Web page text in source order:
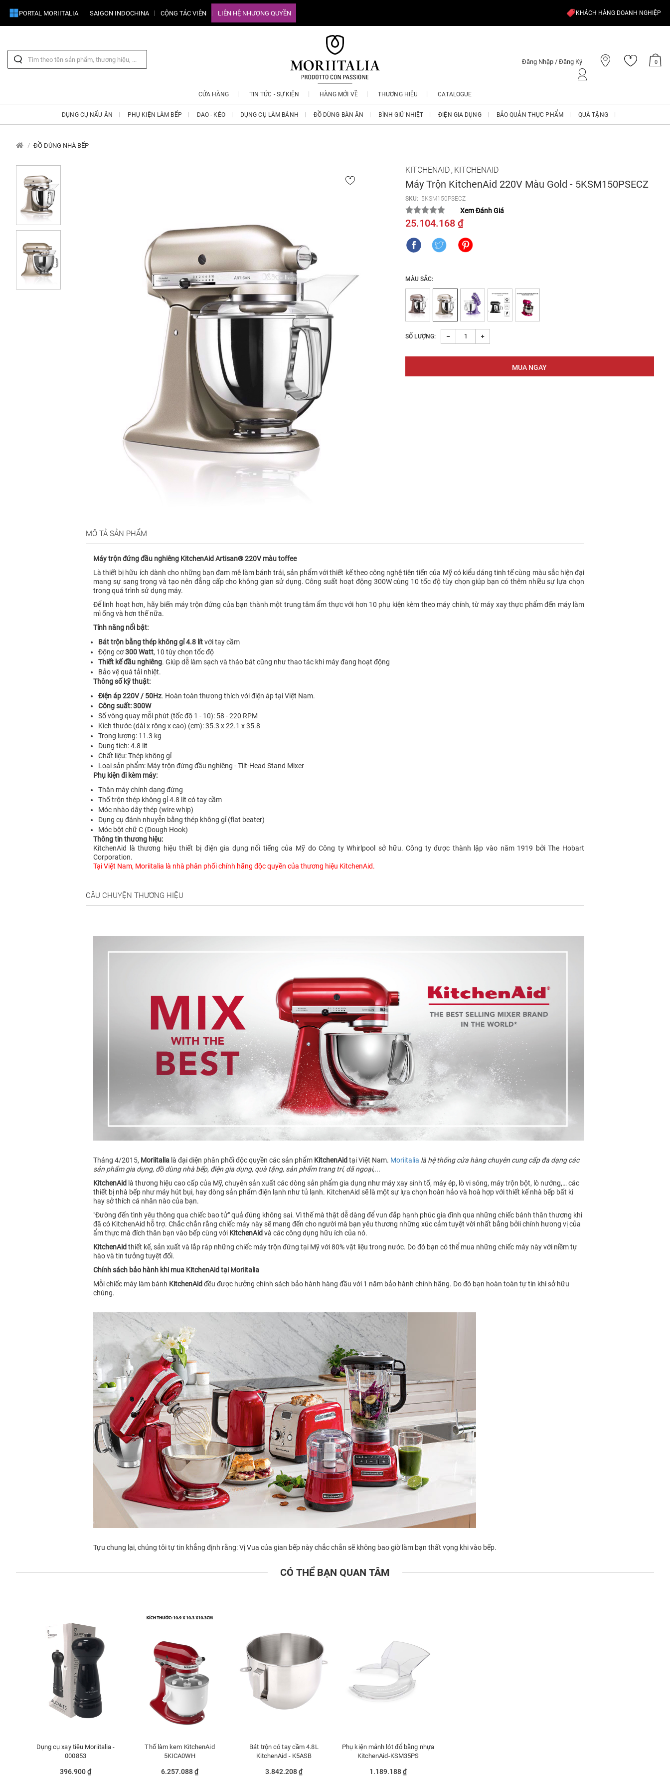
PORTAL MORIITALIA SAIGON INDOCHINA CỘNG TÁC VIÊN LIÊN HỆ NHƯỢNG QUYỀN KHÁCH HÀNG DOANH NGHIỆP
Đăng Nhập / Đăng Ký 0
CỬA HÀNG TIN TỨC - SỰ KIỆN HÀNG MỚI VỀ THƯƠNG HIỆU CATALOGUE
DỤNG CỤ NẤU ĂN PHỤ KIỆN LÀM BẾP DAO - KÉO DỤNG CỤ LÀM BÁNH ĐỒ DÙNG BÀN ĂN BÌNH GIỮ NHIỆT ĐIỆN GIA DỤNG BẢO QUẢN THỰC PHẨM QUÀ TẶNG
ĐỒ DÙNG NHÀ BẾP
KITCHENAID , KITCHENAID
Máy Trộn KitchenAid 220V Màu Gold - 5KSM150PSECZ
SKU: 5KSM150PSECZ
Xem Đánh Giá
25.104.168 ₫
MÀU SẮC:
SỐ LƯỢNG:
MÔ TẢ SẢN PHẨM
Máy trộn đứng đầu nghiêng KitchenAid Artisan® 220V màu toffee
Là thiết bị hữu ích dành cho những bạn đam mê làm bánh trái, sản phẩm với thiết kế theo công nghệ tiên tiến của Mỹ có kiểu dáng tinh tế cùng màu sắc hiện đại
mang sự sang trọng và tạo nên đẳng cấp cho không gian sử dụng. Công suất hoạt động 300W cùng 10 tốc độ tùy chọn giúp bạn có thêm nhiều sự lựa chọn
trong quá trình sử dụng máy.
Để linh hoạt hơn, hãy biến máy trộn đứng của bạn thành một trung tâm ẩm thực với hơn 10 phụ kiện kèm theo máy chính, từ máy xay thực phẩm đến máy làm
mì ống và hơn thế nữa.
Tính năng nổi bật:
Bát trộn bằng thép không gỉ 4.8 lítvới tay cầm
Động cơ300 Watt, 10 tùy chọn tốc độ
Thiết kế đầu nghiêng. Giúp dễ làm sạch và tháo bát cũng như thao tác khi máy đang hoạt động
Bảo vệ quá tải nhiệt.
Thông số kỹ thuật:
Điện áp 220V / 50Hz. Hoàn toàn thương thích với điện áp tại Việt Nam.
Công suất: 300W
Số vòng quay mỗi phút (tốc độ 1 - 10): 58 - 220 RPM
Kích thước (dài x rộng x cao) (cm): 35.3 x 22.1 x 35.8
Trọng lượng: 11.3 kg
Dung tích: 4.8 lít
Chất liệu: Thép không gỉ
Loại sản phẩm: Máy trộn đứng đầu nghiêng - Tilt-Head Stand Mixer
Phụ kiện đi kèm máy:
Thân máy chính dạng đứng
Thố trộn thép không gỉ 4.8 lít có tay cầm
Móc nhào dây thép (wire whip)
Dụng cụ đánh nhuyễn bằng thép không gỉ (flat beater)
Móc bột chữ C (Dough Hook)
Thông tin thương hiệu:
KitchenAid là thương hiệu thiết bị điện gia dụng nổi tiếng của Mỹ do Công ty Whirlpool sở hữu. Công ty được thành lập vào năm 1919 bởi The Hobart
Corporation.
Tại Việt Nam, Moriitalia là nhà phân phối chính hãng độc quyền của thương hiệu KitchenAid.
CÂU CHUYỆN THƯƠNG HIỆU
Tháng 4/2015, Moriitalia là đại diện phân phối độc quyền các sản phẩm KitchenAid tại Việt Nam. Moriitalia là hệ thống cửa hàng chuyên cung cấp đa dạng các
sản phẩm gia dụng, đồ dùng nhà bếp, điện gia dụng, quà tặng, sản phẩm trang trí, dã ngoại,...
KitchenAid là thương hiệu cao cấp của Mỹ, chuyên sản xuất các dòng sản phẩm gia dụng như máy xay sinh tố, máy ép, lò vi sóng, máy trộn bột, lò nướng,… các
thiết bị nhà bếp như máy hút bụi, hay dòng sản phẩm điện lạnh như tủ lạnh. KitchenAid sẽ là một sự lựa chọn hoàn hảo và hoà hợp với thiết kế nhà bếp bất kì
hay sở thích cá nhân nào của bạn.
"Đường đến tình yêu thông qua chiếc bao tử" quả đúng không sai. Vì thế mà thật dễ dàng để vun đắp hạnh phúc gia đình qua những chiếc bánh thân thương khi
đã có KitchenAid hỗ trợ. Chắc chắn rằng chiếc máy này sẽ mang đến cho người mà bạn yêu thương những xúc cảm tuyệt vời nhất bằng bởii chính hương vị của
ẩm thực mà đích thân bạn vào bếp cùng với KitchenAid và các công dụng hữu ích của nó.
KitchenAid thiết kế, sản xuất và lắp ráp những chiếc máy trộn đứng tại Mỹ với 80% vật liệu trong nước. Do đó bạn có thể mua những chiếc máy này với niềm tự
hào và tin tưởng tuyệt đối.
Chính sách bảo hành khi mua KitchenAid tại Moriitalia
Mỗi chiếc máy làm bánh KitchenAid đều được hưởng chính sách bảo hành hàng đầu với 1 năm bảo hành chính hãng. Do đó bạn hoàn toàn tự tin khi sở hữu
chúng.
Tựu chung lại, chúng tôi tự tin khẳng định rằng: Vị Vua của gian bếp này chắc chắn sẽ không bao giờ làm bạn thất vọng khi vào bếp.
CÓ THỂ BẠN QUAN TÂM
Dụng cụ xay tiêu Moriitalia -
000853
396.900 ₫
Thố làm kem KitchenAid
5KICA0WH
6.257.088 ₫
Bát trộn có tay cầm 4.8L
KitchenAid - K5ASB
3.842.208 ₫
Phụ kiện mảnh lót đổ bằng nhựa
KitchenAid-KSM35PS
1.189.188 ₫